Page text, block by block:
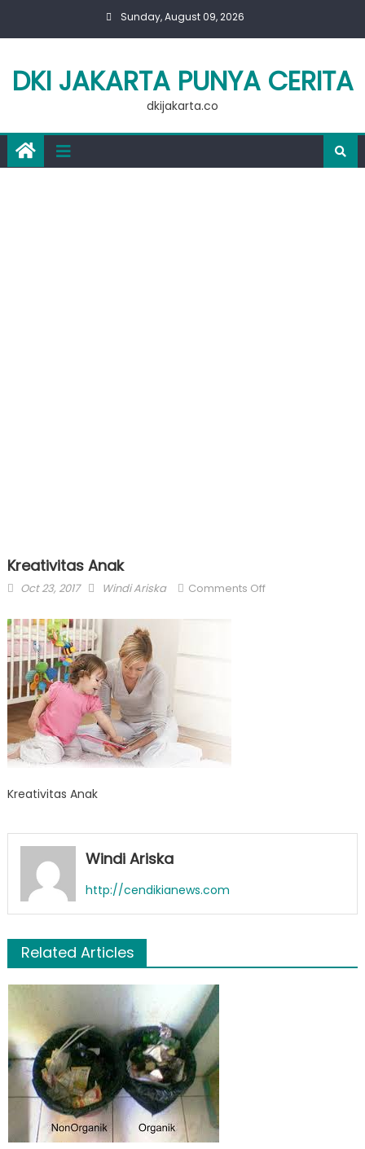
Sunday, August 09, 2026
DKI JAKARTA PUNYA CERITA
dkijakarta.co
Kreativitas Anak
Posted
Oct 23, 2017 Author
Windi Ariska Comments Offon
Kreativitas Anak
Windi Ariska
http://cendikianews.com
Related Articles